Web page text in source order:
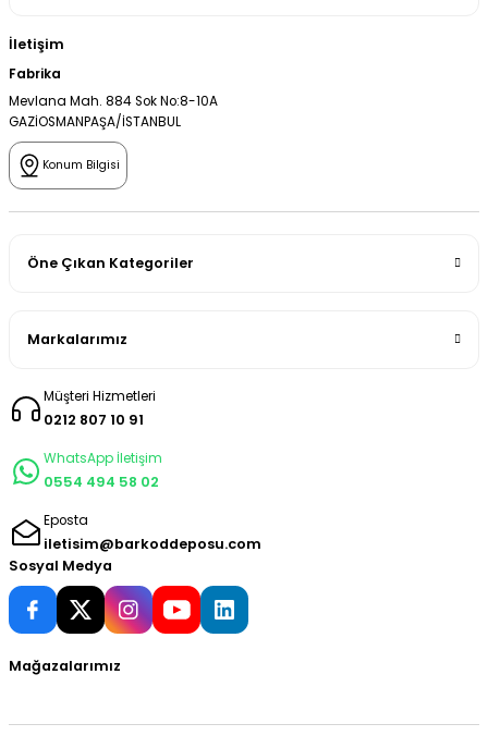
İletişim
Fabrika
Mevlana Mah. 884 Sok No:8-10A
GAZİOSMANPAŞA/İSTANBUL
Konum Bilgisi
Öne Çıkan Kategoriler
Markalarımız
Müşteri Hizmetleri
0212 807 10 91
WhatsApp İletişim
0554 494 58 02
Eposta
iletisim@barkoddeposu.com
Sosyal Medya
Mağazalarımız